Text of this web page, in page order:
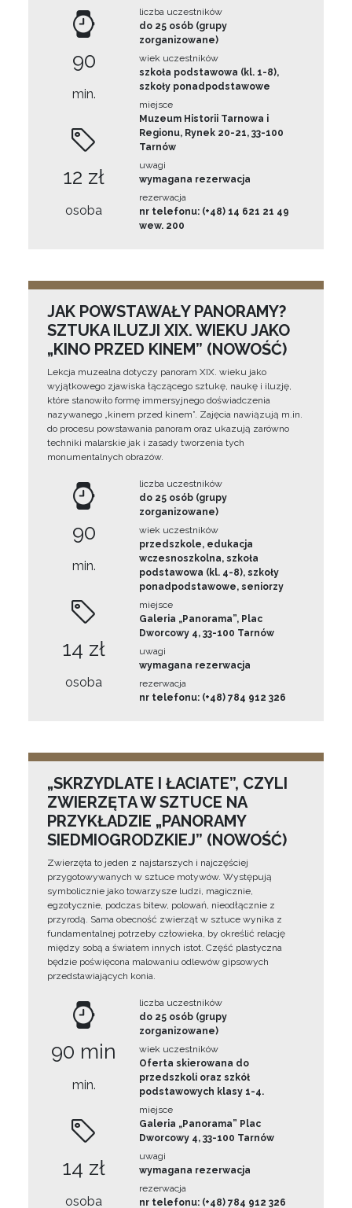
90
min.
12 zł
osoba
liczba uczestników
do 25 osób (grupy
zorganizowane)
wiek uczestników
szkoła podstawowa (kl. 1-8),
szkoły ponadpodstawowe
miejsce
Muzeum Historii Tarnowa i
Regionu, Rynek 20-21, 33-100
Tarnów
uwagi
wymagana rezerwacja
rezerwacja
nr telefonu: (+48) 14 621 21 49
wew. 200
JAK POWSTAWAŁY PANORAMY?
SZTUKA ILUZJI XIX. WIEKU JAKO
„KINO PRZED KINEM” (NOWOŚĆ)
Lekcja muzealna dotyczy panoram XIX. wieku jako
wyjątkowego zjawiska łączącego sztukę, naukę i iluzję,
które stanowiło formę immersyjnego doświadczenia
nazywanego „kinem przed kinem”. Zajęcia nawiązują m.in.
do procesu powstawania panoram oraz ukazują zarówno
techniki malarskie jak i zasady tworzenia tych
monumentalnych obrazów.
90
min.
14 zł
osoba
liczba uczestników
do 25 osób (grupy
zorganizowane)
wiek uczestników
przedszkole, edukacja
wczesnoszkolna, szkoła
podstawowa (kl. 4-8), szkoły
ponadpodstawowe, seniorzy
miejsce
Galeria „Panorama”, Plac
Dworcowy 4, 33-100 Tarnów
uwagi
wymagana rezerwacja
rezerwacja
nr telefonu: (+48) 784 912 326
„SKRZYDLATE I ŁACIATE”, CZYLI
ZWIERZĘTA W SZTUCE NA
PRZYKŁADZIE „PANORAMY
SIEDMIOGRODZKIEJ” (NOWOŚĆ)
Zwierzęta to jeden z najstarszych i najczęściej
przygotowywanych w sztuce motywów. Występują
symbolicznie jako towarzysze ludzi, magicznie,
egzotycznie, podczas bitew, polowań, nieodłącznie z
przyrodą. Sama obecność zwierząt w sztuce wynika z
fundamentalnej potrzeby człowieka, by określić relację
między sobą a światem innych istot. Część plastyczna
będzie poświęcona malowaniu odlewów gipsowych
przedstawiających konia.
90 min
min.
14 zł
osoba
liczba uczestników
do 25 osób (grupy
zorganizowane)
wiek uczestników
Oferta skierowana do
przedszkoli oraz szkół
podstawowych klasy 1-4.
miejsce
Galeria „Panorama” Plac
Dworcowy 4, 33-100 Tarnów
uwagi
wymagana rezerwacja
rezerwacja
nr telefonu: (+48) 784 912 326